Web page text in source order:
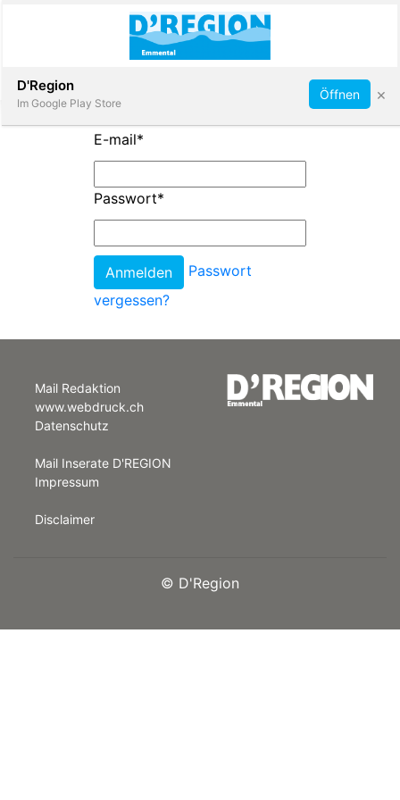
App
Abonnieren
E-mail*
Passwort*
Passwort
vergessen?
Mail Redaktion
www.webdruck.ch
Datenschutz
Mail Inserate D'REGION
Impressum
Disclaimer
© D'Region
D'Region
Im Google Play Store
Öffnen ×